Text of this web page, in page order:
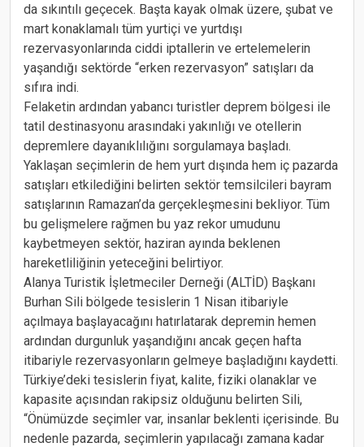
da sıkıntılı geçecek. Başta kayak olmak üzere, şubat ve
mart konaklamalı tüm yurtiçi ve yurtdışı
rezervasyonlarında ciddi iptallerin ve ertelemelerin
yaşandığı sektörde “erken rezervasyon” satışları da
sıfıra indi.
Felaketin ardından yabancı turistler deprem bölgesi ile
tatil destinasyonu arasındaki yakınlığı ve otellerin
depremlere dayanıklılığını sorgulamaya başladı.
Yaklaşan seçimlerin de hem yurt dışında hem iç pazarda
satışları etkilediğini belirten sektör temsilcileri bayram
satışlarının Ramazan’da gerçekleşmesini bekliyor. Tüm
bu gelişmelere rağmen bu yaz rekor umudunu
kaybetmeyen sektör, haziran ayında beklenen
hareketliliğinin yeteceğini belirtiyor.
Alanya Turistik İşletmeciler Derneği (ALTİD) Başkanı
Burhan Sili bölgede tesislerin 1 Nisan itibariyle
açılmaya başlayacağını hatırlatarak depremin hemen
ardından durgunluk yaşandığını ancak geçen hafta
itibariyle rezervasyonların gelmeye başladığını kaydetti.
Türkiye’deki tesislerin fiyat, kalite, fiziki olanaklar ve
kapasite açısından rakipsiz olduğunu belirten Sili,
“Önümüzde seçimler var, insanlar beklenti içerisinde. Bu
nedenle pazarda, seçimlerin yapılacağı zamana kadar